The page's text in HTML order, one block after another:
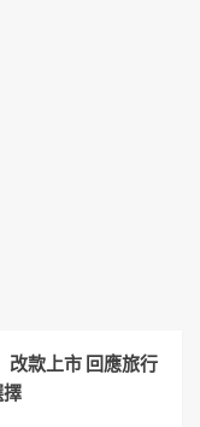
改款上市 回應旅行
擇